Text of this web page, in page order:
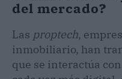
del mercado?
Las proptech,
inmobiliario, han
que se interactúa